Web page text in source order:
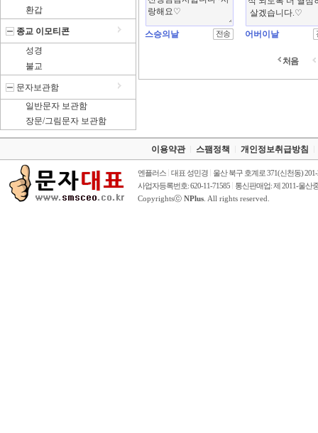
환갑
종교 이모티콘
성경
불교
문자보관함
일반문자 보관함
장문/그림문자 보관함
스승의날 어버이날
처음
이용약관 스팸정책 개인정보취급방침
엔플러스 대표 성민경
울산 북구 호계로 371(신천동)
사업자등록번호: 620-11-71585
통신판매업: 제 2011-울산
Copyrightsⓒ NPlus . All rights reserved.